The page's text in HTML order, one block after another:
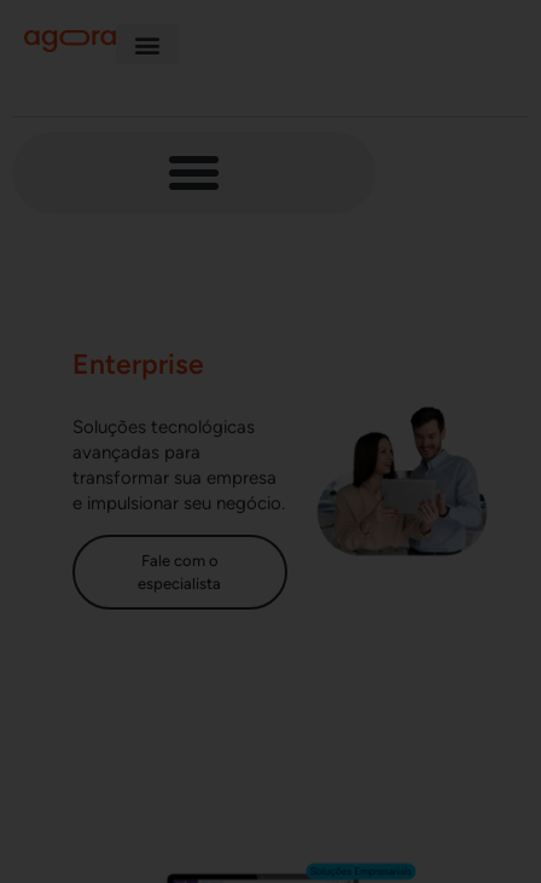
Enterprise
Soluções tecnológicas
avançadas para
transformar sua empresa
e impulsionar seu negócio.
Fale com o
especialista